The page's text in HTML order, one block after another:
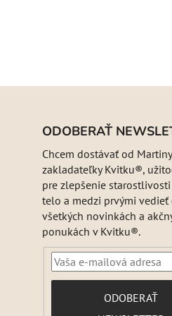
ODOBERAŤ
Chcem dostávať od
zakladateľky Kvitku®,
pre zlepšenie
telo a medzi prvými vedieť
všetkých novinkách a
ponukách v Kvitku®.
PRIHLÁSIŤ
ODOBERAŤ